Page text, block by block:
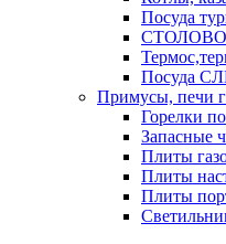
Посуда
Посуда
Примусы, печи
Горелки
Запасные
Плиты
Плиты
Плиты